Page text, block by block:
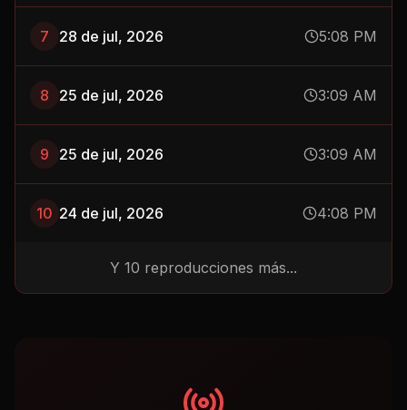
7 28 de jul, 2026 5:08 PM
8 25 de jul, 2026 3:09 AM
9 25 de jul, 2026 3:09 AM
10 24 de jul, 2026 4:08 PM
Y 10 reproducciones más...